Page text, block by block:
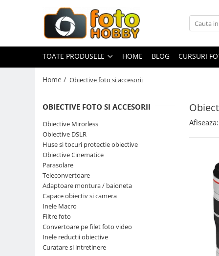
Toate Produsele
Aparate Foto
Aparate Foto Mirrorless
Aparate Foto DSLR
Aparate foto instant
Aparate foto pe film
Cursuri foto
Obiective foto si accesorii
Obiective Mirorless
Obiective DSLR
Huse si tocuri protectie obiective
Obiective Cinematice
Parasolare
Teleconvertoare
TOATE PRODUSELE HOME BLOG CURSURI
Home / Obiective foto si accesorii
OBIECTIVE FOTO SI ACCESORII
Obiective Mirorless
Obiective DSLR
Huse si tocuri protectie obiective
Obiective Cinematice
Parasolare
Teleconvertoare
Adaptoare montura / baioneta
Capace obiectiv si camera
Inele Macro
Filtre foto
Convertoare pe filet foto video
Inele reductii obiective
Curatare si intretinere
Afiseaza: